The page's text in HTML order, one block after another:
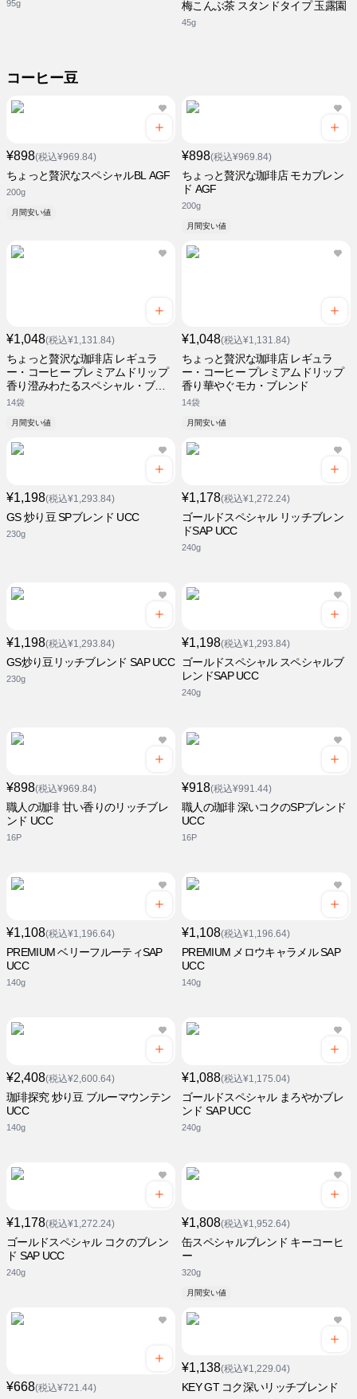
95g 梅こんぶ茶 スタンドタイプ 玉露園
45g
コーヒー豆
¥898(税込¥969.84)
ちょっと贅沢なスペシャルBL AGF
200g
月間安い値
¥898(税込¥969.84)
ちょっと贅沢な珈琲店 モカブレン
ド AGF
200g
月間安い値
¥1,048(税込¥1,131.84)
ちょっと贅沢な珈琲店 レギュラ
ー・コーヒー プレミアムドリップ
香り澄みわたるスペシャル・ブレ
ンド
14袋
月間安い値
¥1,048(税込¥1,131.84)
ちょっと贅沢な珈琲店 レギュラ
ー・コーヒー プレミアムドリップ
香り華やぐモカ・ブレンド
14袋
月間安い値
¥1,198(税込¥1,293.84)
GS 炒り豆 SPブレンド UCC
230g
¥1,178(税込¥1,272.24)
ゴールドスペシャル リッチブレン
ドSAP UCC
240g
¥1,198(税込¥1,293.84)
GS炒り豆リッチブレンド SAP UCC
230g
¥1,198(税込¥1,293.84)
ゴールドスペシャル スペシャルブ
レンドSAP UCC
240g
¥898(税込¥969.84)
職人の珈琲 甘い香りのリッチブレ
ンド UCC
16P
¥918(税込¥991.44)
職人の珈琲 深いコクのSPブレンド
UCC
16P
¥1,108(税込¥1,196.64)
PREMIUM ベリーフルーティSAP
UCC
140g
¥1,108(税込¥1,196.64)
PREMIUM メロウキャラメル SAP
UCC
140g
¥2,408(税込¥2,600.64)
珈琲探究 炒り豆 ブルーマウンテン
UCC
140g
¥1,088(税込¥1,175.04)
ゴールドスペシャル まろやかブレ
ンド SAP UCC
240g
¥1,178(税込¥1,272.24)
ゴールドスペシャル コクのブレン
ド SAP UCC
240g
¥1,808(税込¥1,952.64)
缶スペシャルブレンド キーコーヒ
ー
320g
月間安い値
¥668(税込¥721.44)
¥1,138(税込¥1,229.04)
KEY GT コク深いリッチブレンド